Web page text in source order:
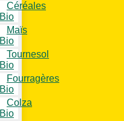
Céréales
Bio
Maïs
Bio
Tournesol
Bio
Fourragères
Bio
Colza
Bio